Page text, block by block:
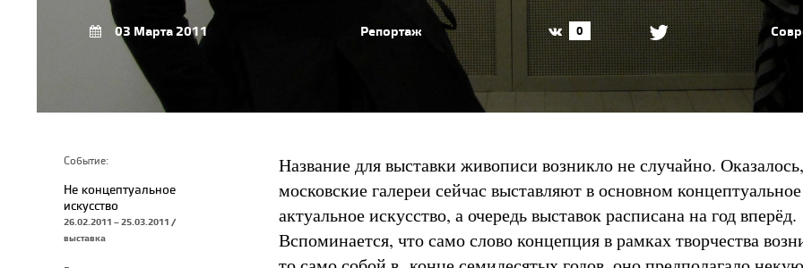
03 Марта 2011 Репортаж 0
Событие:
Не концептуальное
искусство
26.02.2011 – 25.03.2011 /
выставка
Название для выставки живописи возникло не случайно.
московские галереи сейчас выставляют в основном
актуальное искусство, а очередь выставок расписана на год вперёд.
Вспоминается, что само слово концепция в рамках творчества